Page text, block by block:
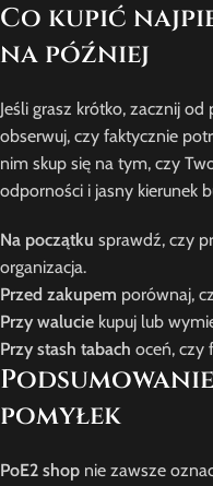
Co kupić
na później
Jeśli grasz krótko, zacznij
obserwuj, czy faktycznie
nim skup się na tym, czy
odporności i jasny kierunek
Na początku sprawdź, czy
organizacja.
Przed zakupem porównaj,
Przy walucie kupuj lub
Przy stash tabach oceń, czy
pomyłek
PoE2 shop nie zawsze